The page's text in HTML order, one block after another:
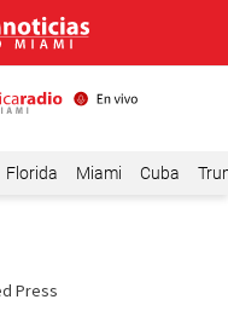
Florida Miami Cuba
Press